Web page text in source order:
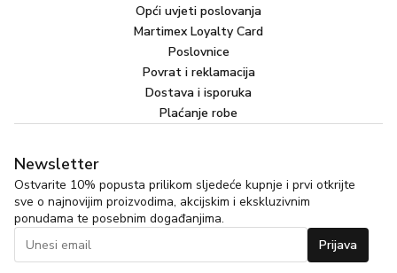
Opći uvjeti poslovanja
Martimex Loyalty Card
Poslovnice
Povrat i reklamacija
Dostava i isporuka
Plaćanje robe
Newsletter
Ostvarite 10% popusta prilikom sljedeće kupnje i prvi otkrijte
sve o najnovijim proizvodima, akcijskim i ekskluzivnim
ponudama te posebnim događanjima.
Prijava